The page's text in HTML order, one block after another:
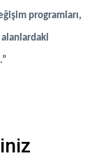
programları,